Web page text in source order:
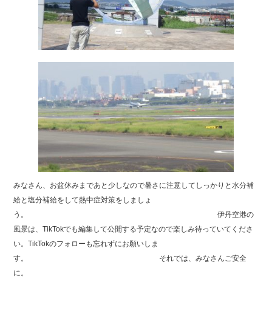
みなさん、お盆休みまであと少しなので暑さに注意してしっかりと水分補
給と塩分補給をして熱中症対策をしましょ
う。 伊丹空港の
風景は、TikTokでも編集して公開する予定なので楽しみ待っていてくださ
い。TikTokのフォローも忘れずにお願いしま
す。 それでは、みなさんご安全
に。